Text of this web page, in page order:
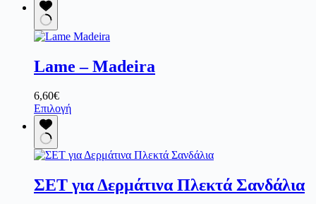
Lame – Madeira
6,60€
ΕπιλογήΑυτό
πολλαπλές
Οι
επιλογές
ΣΕΤ για Δερμάτινα Πλεκτά Σανδάλια